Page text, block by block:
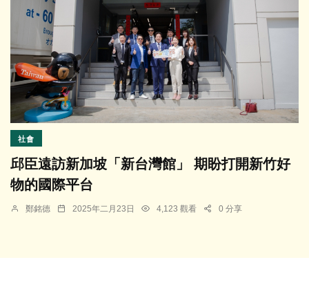
社會
邱臣遠訪新加坡「新台灣館」 期盼打開新竹好
物的國際平台
鄭銘德 2025年二月23日 4,123 觀看 0 分享